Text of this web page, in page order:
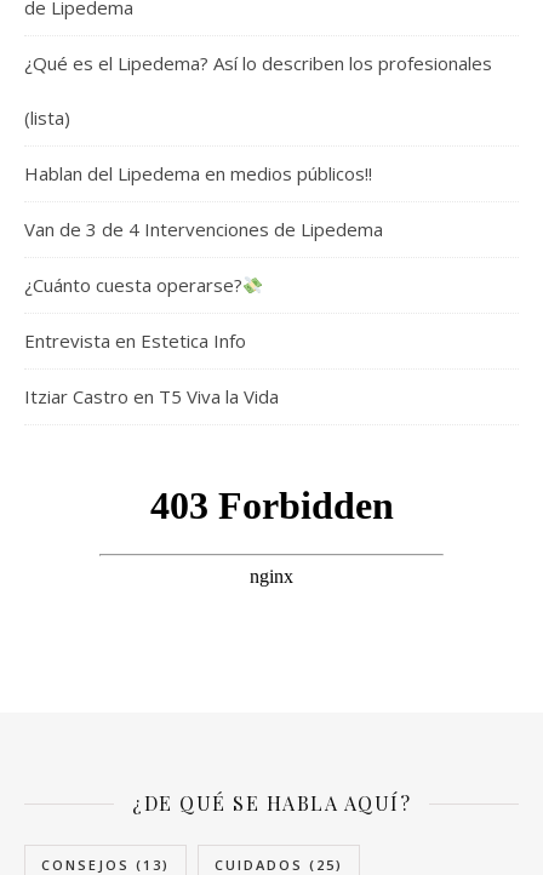
de Lipedema
¿Qué es el Lipedema? Así lo describen los profesionales
(lista)
Hablan del Lipedema en medios públicos!!
Van de 3 de 4 Intervenciones de Lipedema
¿Cuánto cuesta operarse?
Entrevista en Estetica Info
Itziar Castro en T5 Viva la Vida
¿DE QUÉ SE HABLA AQUÍ?
CONSEJOS (13) CUIDADOS (25)